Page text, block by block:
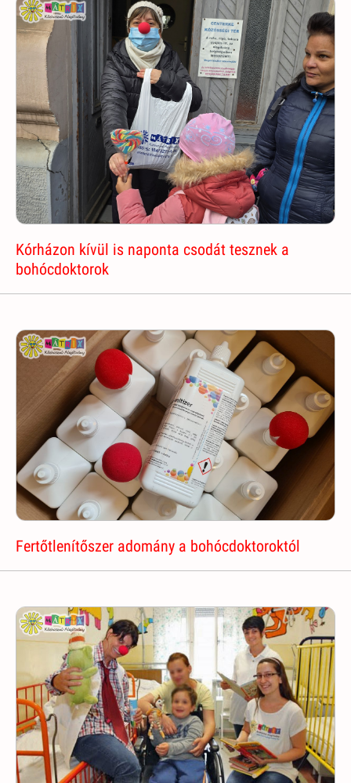
Kórházon kívül is naponta csodát tesznek a
bohócdoktorok
Fertőtlenítőszer adomány a bohócdoktoroktól